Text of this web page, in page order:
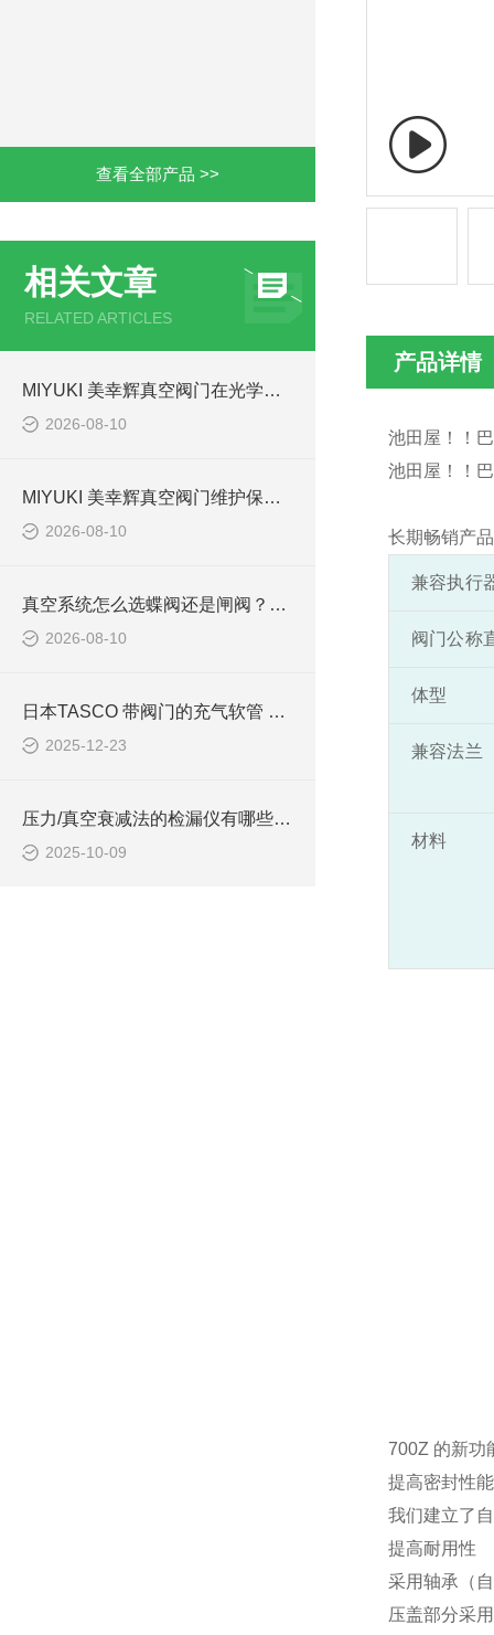
查看全部产品 >>
相关文章
RELATED ARTICLES
MIYUKI 美幸辉真空阀门在光学真空镀膜行业的实际应用
2026-08-10
MIYUKI 美幸辉真空阀门维护保养及故障排查基础指南
2026-08-10
真空系统怎么选蝶阀还是闸阀？MIYUKI 美幸辉阀门选型参考
2026-08-10
日本TASCO 带阀门的充气软管 TA134AA-1简介
2025-12-23
压力/真空衰减法的检漏仪有哪些优缺点
2025-10-09
产品详情
池田屋！！
池田屋！！
长期畅销产
兼容执行
阀门公称
体型
兼容法兰
材料
700Z 的新功
提高密封性能
我们建立了
提高耐用性
采用轴承（
压盖部分采